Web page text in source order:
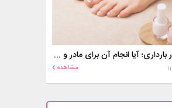
کاشت ناخن در بارداری؛ آیا انجام آن برای مادر و جنین خطر دارد؟
مشاهده